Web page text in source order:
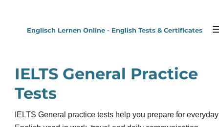
Englisch Lernen Online - English Tests & Certificates
IELTS General Practice
Tests
IELTS General practice tests help you prepare for everyday